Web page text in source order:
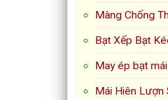
Màng Chống
Bạt Xếp Bạt
May ép bạt
Mái Hiên Lượn